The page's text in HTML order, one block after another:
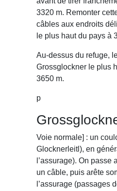
3320 m. Remonter
câbles aux endroits
le plus haut du pays à
Au-dessus du refuge,
Grossglockner le plus
3650 m.
p
Voie normale] : un
Glocknerleitl), en
l’assurage). On
un câble, puis arête
l’assurage (passages